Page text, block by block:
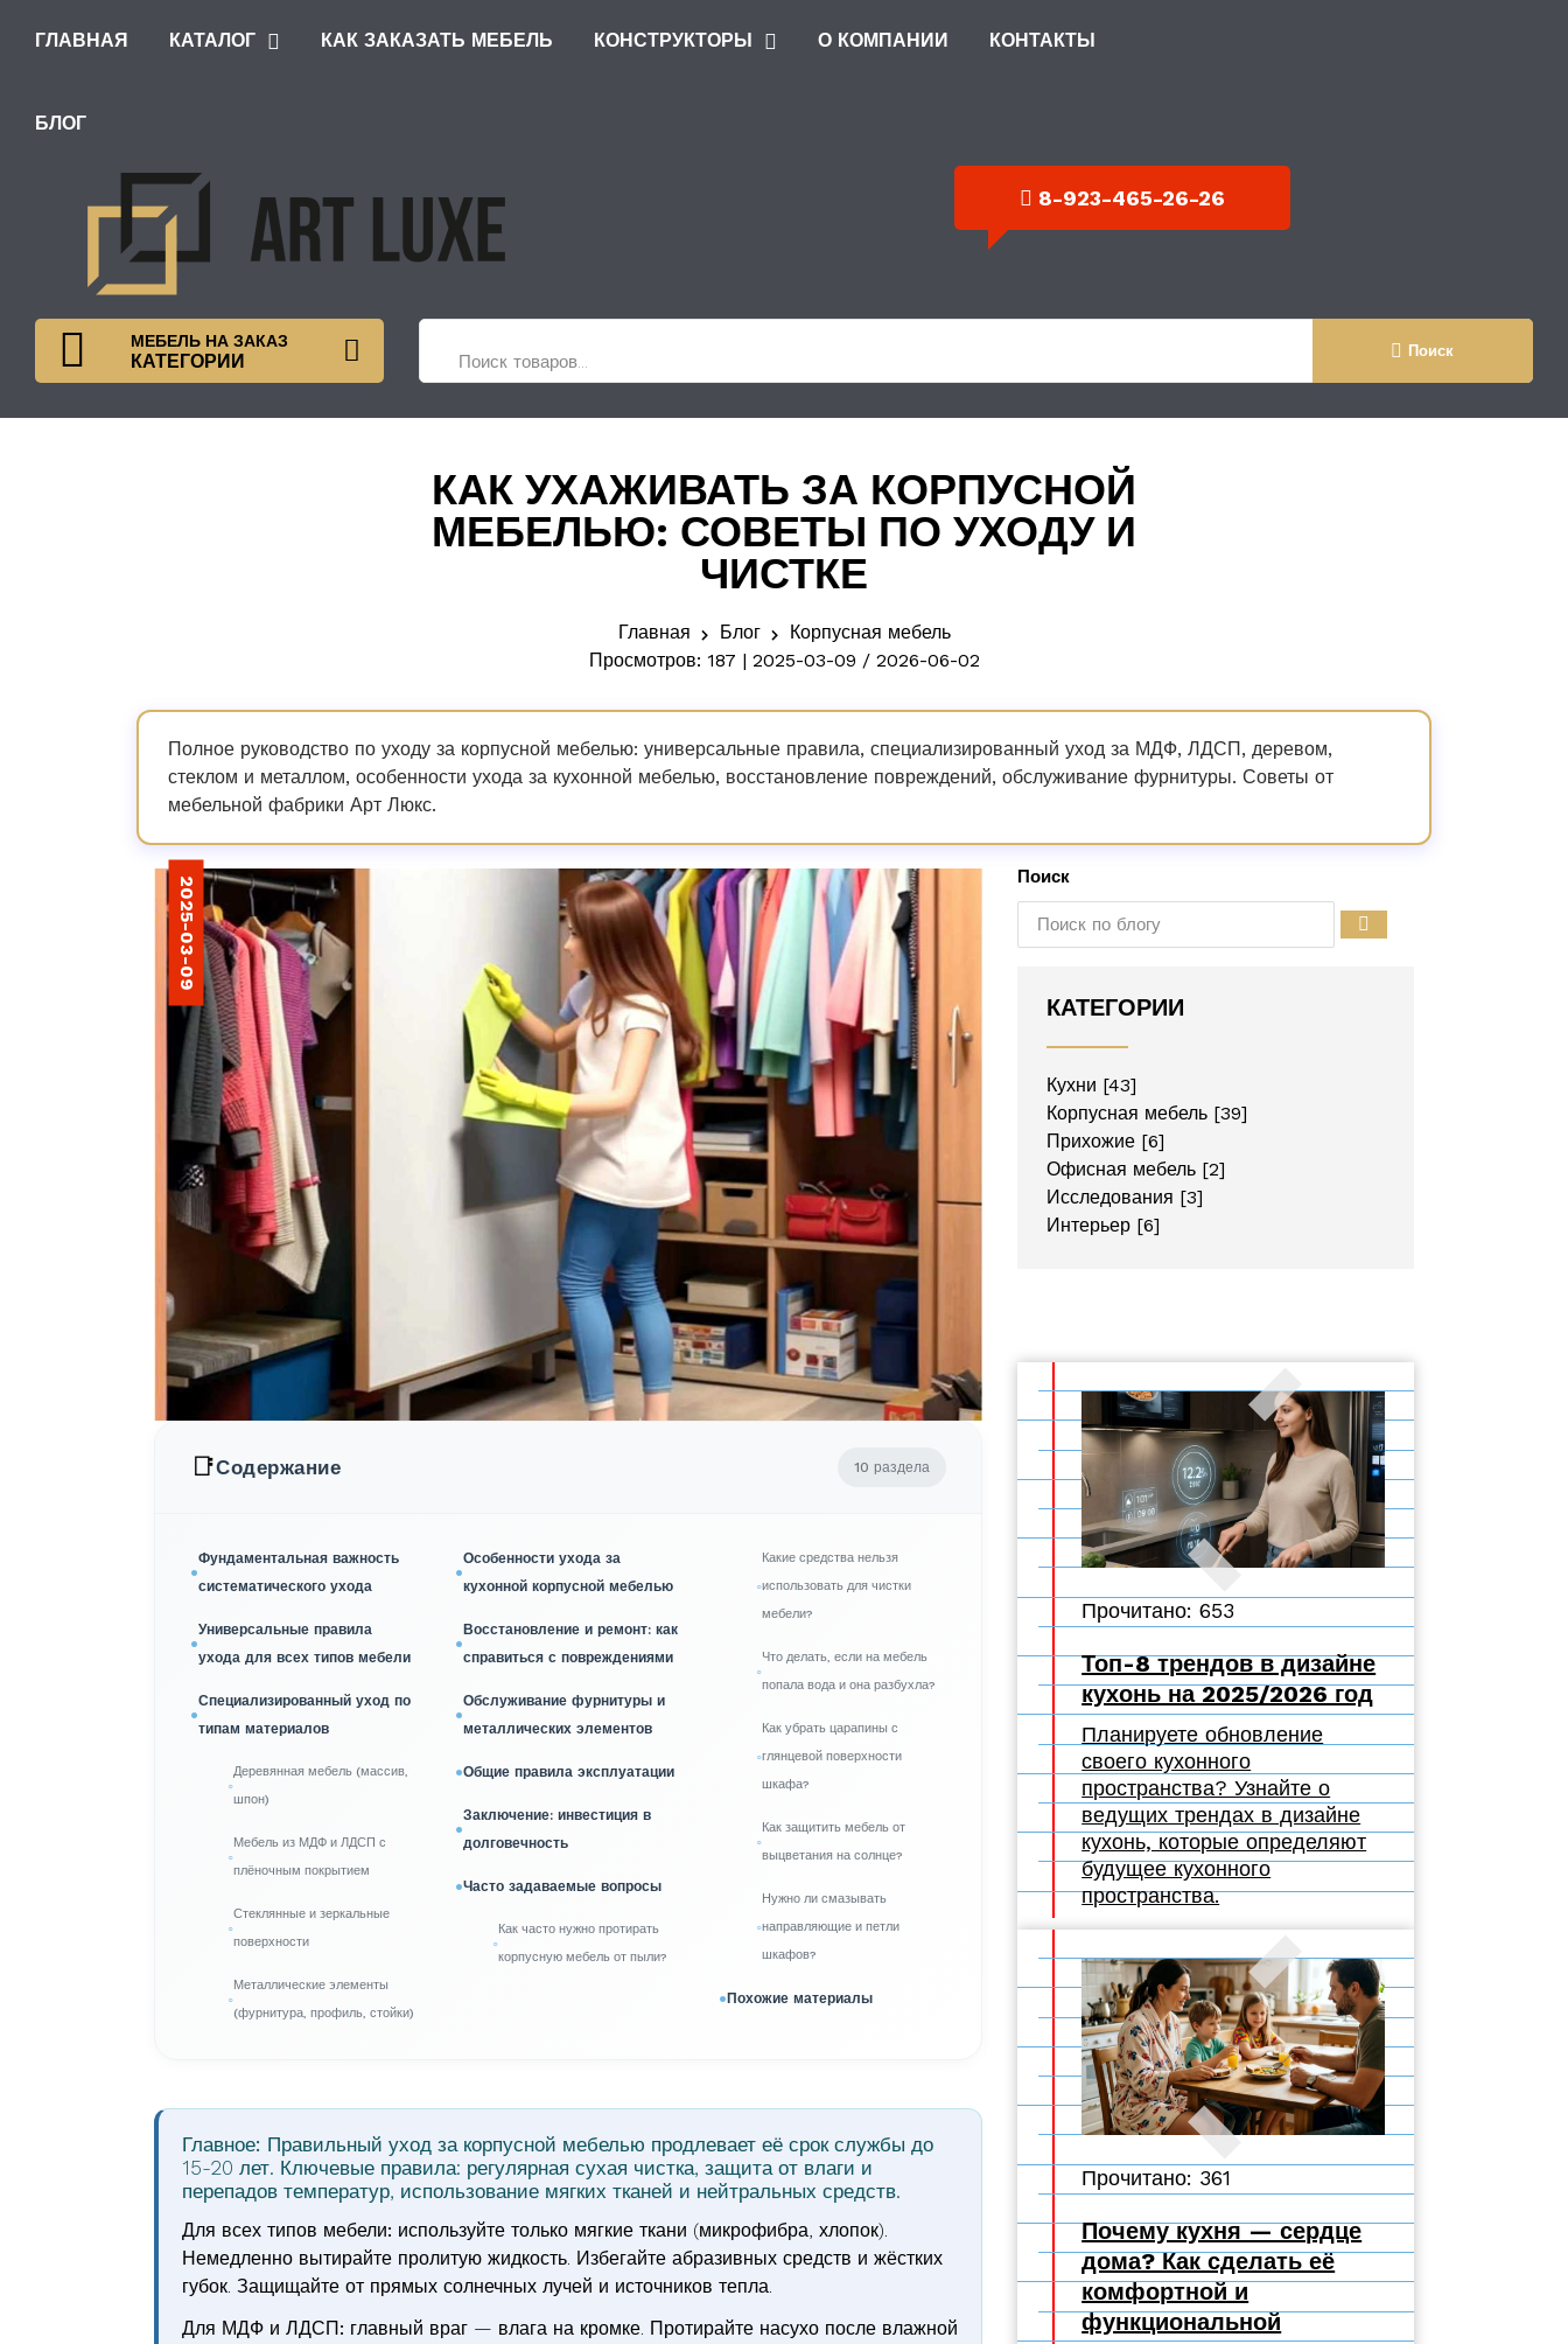
ГЛАВНАЯ КАТАЛОГ КАК ЗАКАЗАТЬ МЕБЕЛЬ КОНСТРУКТОРЫ О КОМПАНИИ КОНТАКТЫ
БЛОГ
МЕБЕЛЬ НА ЗАКАЗ
КАТЕГОРИИ Поиск
8-923-465-26-26
КАК УХАЖИВАТЬ ЗА КОРПУСНОЙ
МЕБЕЛЬЮ: СОВЕТЫ ПО УХОДУ И
ЧИСТКЕ
Главная Блог
Корпусная мебель
Просмотров: 187 | 2025-03-09 / 2026-06-02
Полное руководство по уходу за корпусной мебелью: универсальные правила, специализированный уход за МДФ, ЛДСП, деревом,
стеклом и металлом, особенности ухода за кухонной мебелью, восстановление повреждений, обслуживание фурнитуры. Советы от
мебельной фабрики Арт Люкс.
Поиск
КАТЕГОРИИ
Кухни [43]
Корпусная мебель [39]
Прихожие [6]
Офисная мебель [2]
Исследования [3]
Интерьер [6]
Прочитано: 653
Топ-8 трендов в дизайне
кухонь на 2025/2026 год
Планируете обновление
своего кухонного
пространства? Узнайте о
ведущих трендах в дизайне
кухонь, которые определяют
будущее кухонного
пространства.
Прочитано: 361
Почему кухня — сердце
дома? Как сделать её
комфортной и
функциональной
2025-03-09
📑Содержание 10 раздела
Фундаментальная важность
систематического ухода
Универсальные правила
ухода для всех типов мебели
Специализированный уход по
типам материалов
Деревянная мебель (массив,
шпон)
Мебель из МДФ и ЛДСП с
плёночным покрытием
Стеклянные и зеркальные
поверхности
Металлические элементы
(фурнитура, профиль, стойки)
Особенности ухода за
кухонной корпусной мебелью
Восстановление и ремонт: как
справиться с повреждениями
Обслуживание фурнитуры и
металлических элементов
Общие правила эксплуатации
Заключение: инвестиция в
долговечность
Часто задаваемые вопросы
Как часто нужно протирать
корпусную мебель от пыли?
Какие средства нельзя
использовать для чистки
мебели?
Что делать, если на мебель
попала вода и она разбухла?
Как убрать царапины с
глянцевой поверхности
шкафа?
Как защитить мебель от
выцветания на солнце?
Нужно ли смазывать
направляющие и петли
шкафов?
Похожие материалы
Главное: Правильный уход за корпусной мебелью продлевает её срок службы до
15-20 лет. Ключевые правила: регулярная сухая чистка, защита от влаги и
перепадов температур, использование мягких тканей и нейтральных средств.
Для всех типов мебели: используйте только мягкие ткани (микрофибра, хлопок).
Немедленно вытирайте пролитую жидкость. Избегайте абразивных средств и жёстких
губок. Защищайте от прямых солнечных лучей и источников тепла.
Для МДФ и ЛДСП: главный враг — влага на кромке. Протирайте насухо после влажной